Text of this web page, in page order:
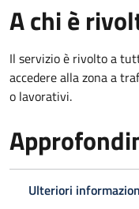
A chi è
Il servizio è rivolto a
accedere alla zona a
o lavorativi.
Ulteriori